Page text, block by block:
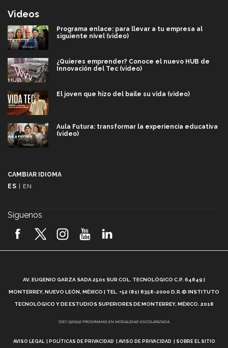
Videos
Programa enlace: para llevar a tu empresa al
siguiente nivel (video)
¿Quieres emprender? Conoce el nuevo HUB de
Innovación del Tec (video)
El joven que hizo del baile su vida (video)
Aula Futura: transformar la experiencia educativa
(video)
2026! (video)
¿Cómo es el Modelo Educativo Tec? (video)
Vida Tec: Feminismo e Inteligencia Artificial, Paola
CAMBIAR IDIOMA
ES
EN
Síguenos
AV. EUGENIO GARZA SADA 2501 SUR COL. TECNOLÓGICO C.P. 64849 |
MONTERREY, NUEVO LEÓN, MÉXICO | TEL. +52 (81) 8358-2000 D.R.© INSTITUTO
TECNOLÓGICO Y DE ESTUDIOS SUPERIORES DE MONTERREY, MÉXICO. 2018
*DEC-520912 PROGRAMAS EN MODALIDAD ESCOLARIZADA.
AVISO LEGAL POLÍTICAS DE PRIVACIDAD AVISO DE PRIVACIDAD SOBRE EL SITIO